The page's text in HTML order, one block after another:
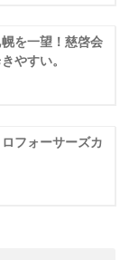
を一望！慈啓会
やすい。
フォーサーズカ